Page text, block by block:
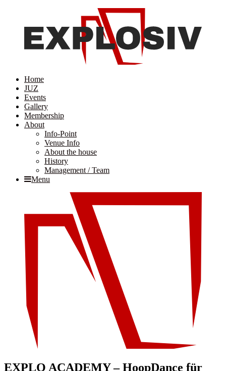
Home
JUZ
Events
Gallery
Membership
About
Info-Point
Venue Info
About the house
History
Management / Team
Menu
EXPLO ACADEMY – HoopDance für